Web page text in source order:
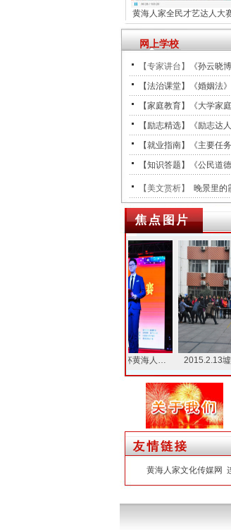
黄海人家全民才艺达人大
网上学校
【专家讲台】 《孙云晓
【法治课堂】《婚姻法
【家庭教育】《大学家
【励志精选】《励志达
【就业指南】《主要任
【知识答题】《公民道
【美文赏析】 晚景里的
2015.6.26“金满楼”杯黄海人… 2015.2.13墟沟街
黄海人家文化传媒网